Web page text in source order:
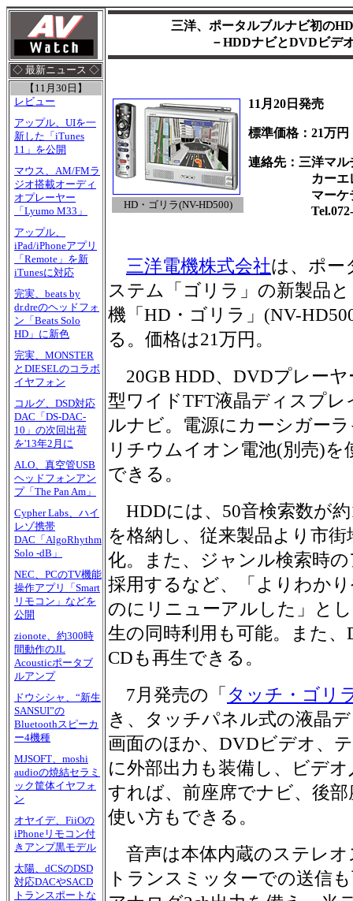
◇ 最新ニュース ◇
【11月30日】
レビュー
アップル、UIを一
新した「iTunes
11」を公開
マウス、AM/FMラ
ジオ搭載オーディ
オプレーヤー
「Lyumo M33」
アップル、
iPad/iPhoneアプリ
「Remote」を新
iTunesに対応
完実、beats by
dr.dreのヘッドフォ
ン「Beats Solo
HD」に新色
完実、MONSTER
とDIESELのコラボ
イヤフォン
コルグ、DSD対応
DAC「DS-DAC-
10」の次回出荷
を'13年2月に
ALO、真空管USB
ヘッドフォンアン
プ「The Pan Am」
Cypher Labs、ハイ
レゾ携帯
DAC「AlgoRhythm
Solo -dB」
NEC、PCのTV機能
操作アプリ「Smart
リモコン」などを
公開
zionote、約300時
間動作のJL
Acousticポータブ
ルアンプ
ドウシシャ、“新生
SANSUI”の
Bluetoothスピーカ
ー4機種
MJSOFT、moshi
audioの焼結セラミ
ック筐体イヤフォ
ン
オヤイデ、FiiOの
iPhoneリモコン付
きアンプ黒モデル
太陽、dCSのDSD
対応DACやSACD
トランスポートな
三洋、ポータルブルナビ初の
－HDDナビとDVDビデ
HD・ゴリラ(NV-HD500)
11月20日発売
標準価格：21万円
連絡先：三洋マ
カーエレク
マーケテ
Tel.072-
三洋電機株式会社は、ポー
ステム「ゴリラ」の新製品
機「HD・ゴリラ」(NV-
る。価格は21万円。
20GB HDD、DVDプレー
型ワイドTFT液晶ディスプ
ルナビ。電源にカーシガー
リチウムイオン電池(別売)を
できる。
HDDには、50音検索数が
を格納し、従来製品より市
化。また、ジャンル検索時
採用するなど、「よりわか
のにリニューアルした」と
生の同時利用も可能。また
CDも再生できる。
7月発売の「 タッチ・ゴリ
き、タッチパネル式の液晶
画面のほか、DVDビデオ、
に外部出力も装備し、ビデ
すれば、前座席でナビ、後
使い方もできる。
音声は本体内蔵のステレオ
トランスミッターでの送信